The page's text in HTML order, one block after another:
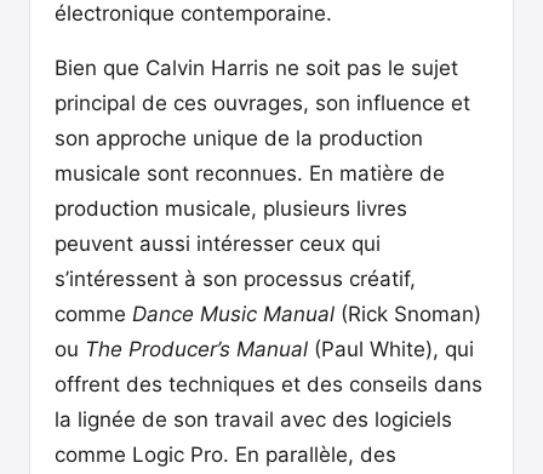
électronique contemporaine.
Bien que Calvin Harris ne soit pas le sujet
principal de ces ouvrages, son influence et
son approche unique de la production
musicale sont reconnues. En matière de
production musicale, plusieurs livres
peuvent aussi intéresser ceux qui
s’intéressent à son processus créatif,
comme Dance Music Manual (Rick Snoman)
ou The Producer’s Manual (Paul White), qui
offrent des techniques et des conseils dans
la lignée de son travail avec des logiciels
comme Logic Pro. En parallèle, des